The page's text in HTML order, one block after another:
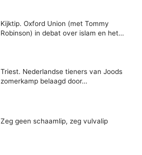
Kijktip. Oxford Union (met Tommy
Robinson) in debat over islam en het…
Triest. Nederlandse tieners van Joods
zomerkamp belaagd door…
Zeg geen schaamlip, zeg vulvalip